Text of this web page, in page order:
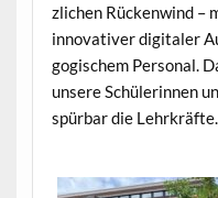
zlichen Rück­en­wind –
inno­v­a­tiv­er dig­i­taler
gogis­chem Per­son­al.
unsere Schü­lerin­nen
spür­bar die Lehrkräfte.